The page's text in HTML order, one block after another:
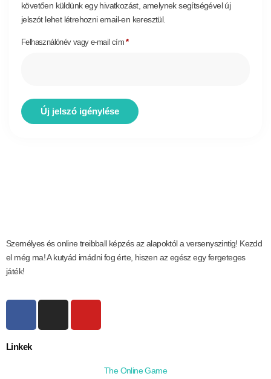
követően küldünk egy hivatkozást, amelynek segítségével új
jelszót lehet létrehozni email-en keresztül.
Felhasználónév vagy e-mail cím*
Új jelszó igénylése
Személyes és online treibball képzés az alapoktól a versenyszintig! Kezdd
el még ma! A kutyád imádni fog érte, hiszen az egész egy fergeteges
játék!
Linkek
The Online Game